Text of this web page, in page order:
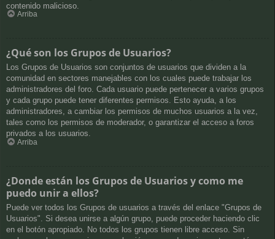
contenido malicioso.
Arriba
¿Qué son los Grupos de Usuarios?
Los Grupos de Usuarios son conjuntos de usuarios que dividen a la
comunidad en sectores manejables con los cuales puede trabajar los
administradores del foro. Cada usuario puede pertenecer a varios grupos
y cada grupo puede tener diferentes permisos. Esto ayuda, a los
administradores, a cambiar los permisos de muchos usuarios a la vez,
tales como los permisos de moderador, o garantizar el acceso a foros
privados a los usuarios.
Arriba
¿Donde están los Grupos de Usuarios y como me
puedo unir a ellos?
Puede ver todos los Grupos de usuarios a través del enlace "Grupos de
Usuarios". Si desea unirse a algún grupo, puede proceder haciendo clic
en el botón apropiado. No todos los grupos tienen libre acceso. Sin